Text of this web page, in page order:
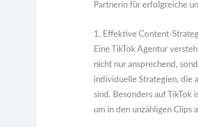
Partnerin für erfolgreiche
1. Effektive Content-
Eine TikTok Agentur
nicht nur ansprechend,
individuelle Strategien, die
sind. Besonders auf TikTok
um in den unzähligen Clips